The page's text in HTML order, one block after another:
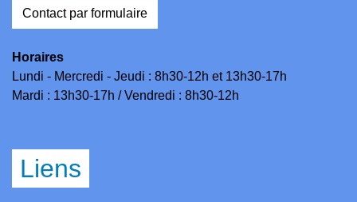
Contact par formulaire
Horaires
Lundi - Mercredi - Jeudi : 8h30-12h et 13h30-17h
Mardi : 13h30-17h / Vendredi : 8h30-12h
Liens